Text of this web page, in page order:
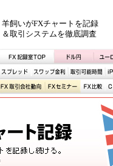
羊飼いがFXチャートを記録
＆取引システムを徹底調査